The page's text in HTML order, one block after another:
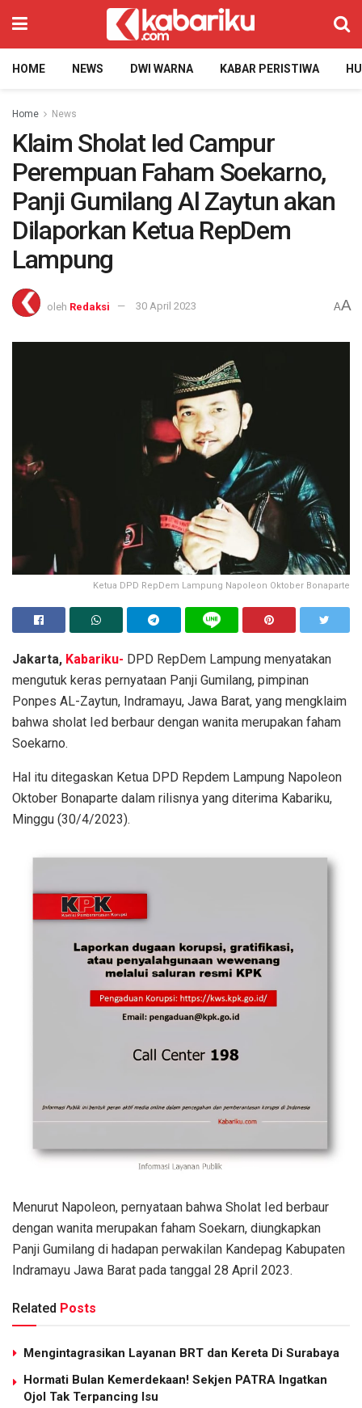
HOME NEWS DWI WARNA KABAR PERISTIWA
Home News
Klaim Sholat Ied Campur
Perempuan Faham Soekarno,
Panji Gumilang Al Zaytun akan
Dilaporkan Ketua RepDem
Lampung
oleh Redaksi 30 April 2023 AA
Ketua DPD RepDem Lampung Napoleon Oktober Bonaparte
Jakarta, Kabariku- DPD RepDem Lampung menyatakan
mengutuk keras pernyataan Panji Gumilang, pimpinan
Ponpes AL-Zaytun, Indramayu, Jawa Barat, yang mengklaim
bahwa sholat Ied berbaur dengan wanita merupakan faham
Soekarno.
Hal itu ditegaskan Ketua DPD Repdem Lampung Napoleon
Oktober Bonaparte dalam rilisnya yang diterima Kabariku,
Minggu (30/4/2023).
Menurut Napoleon, pernyataan bahwa Sholat Ied berbaur
dengan wanita merupakan faham Soekarn, diungkapkan
Panji Gumilang di hadapan perwakilan Kandepag Kabupaten
Indramayu Jawa Barat pada tanggal 28 April 2023.
Related Posts
Mengintagrasikan Layanan BRT dan Kereta Di Surabaya
Hormati Bulan Kemerdekaan! Sekjen PATRA Ingatkan
Ojol Tak Terpancing Isu